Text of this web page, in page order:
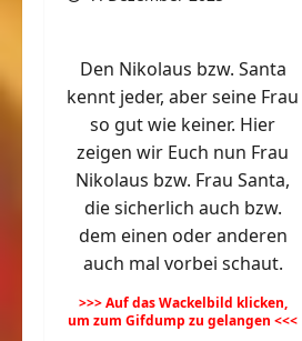
Den Nikolaus bzw. Santa
kennt jeder, aber seine Frau
so gut wie keiner. Hier
zeigen wir Euch nun Frau
Nikolaus bzw. Frau Santa,
die sicherlich auch bzw.
dem einen oder anderen
auch mal vorbei schaut.
>>> Auf das Wackelbild klicken,
um zum Gifdump zu gelangen <<<